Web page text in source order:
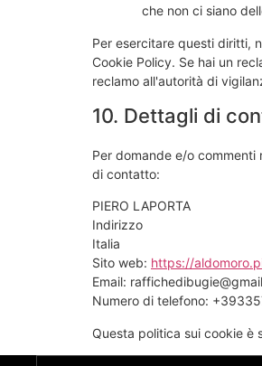
che non ci siano
Per esercitare questi diritti,
Cookie Policy. Se hai un
reclamo all'autorità di
10. Dettagli di
Per domande e/o
di contatto:
PIERO LAPORTA
Indirizzo
Italia
Sito web: https://
Email: raffichedibugie@
Numero di telefono:
Questa politica sui cookie è